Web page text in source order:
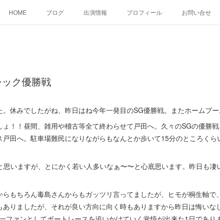
HOME ブログ 出演情報 プロフィール お問い合せ
ク優勝戦
休みでしたがね、昨日はね今年一発目のSG優勝戦。またホームプ
！！昼間、雑用や稽古等全て終わらせて戸田へ。久々のSGの優勝
田へ。駐車場難民になりながらもなんとか歩いて15分のところく
いますが、とにかく若い人多いなぁ〜〜と心底思います。昨日も
もちろん毒島さんからもガッツリ言ってましたが、ヒモが桐生軸で
りましたが、それが良い方向に向く時もありますから昨日は悔いな